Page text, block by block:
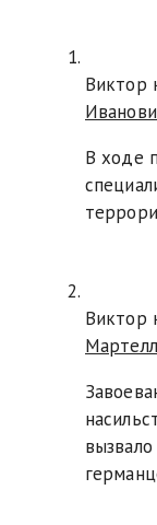
Виктор
В ходе
Виктор